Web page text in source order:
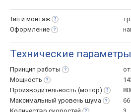
Тип и монтаж
Оформление
Технические параметры
Принцип работы
Мощность
Производительность (мотор)
Максимальный уровень шума